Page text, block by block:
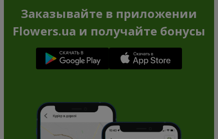
Заказывайте в приложении
Flowers.ua и получайте бонусы